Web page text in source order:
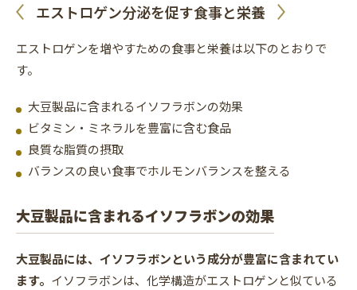
エストロゲン分泌を促す食事と栄養
エストロゲンを増やすための食事と栄養は以下のとおりで
す。
大豆製品に含まれるイソフラボンの効果
ビタミン・ミネラルを豊富に含む食品
良質な脂質の摂取
バランスの良い食事でホルモンバランスを整える
大豆製品に含まれるイソフラボンの効果
大豆製品には、イソフラボンという成分が豊富に含まれてい
ます。 イソフラボンは、化学構造がエストロゲンと似ている